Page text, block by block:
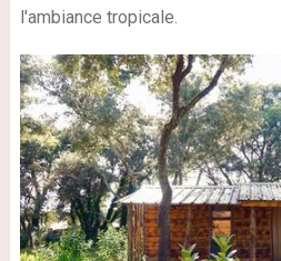
l'ambiance tropicale.